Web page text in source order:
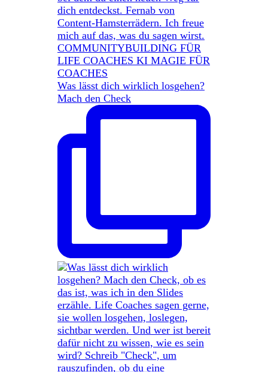
Was lässt dich wirklich losgehen?
Mach den Check